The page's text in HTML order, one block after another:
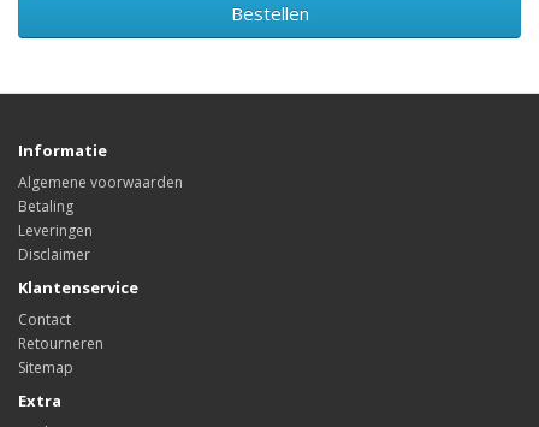
Bestellen
Informatie
Algemene voorwaarden
Betaling
Leveringen
Disclaimer
Klantenservice
Contact
Retourneren
Sitemap
Extra